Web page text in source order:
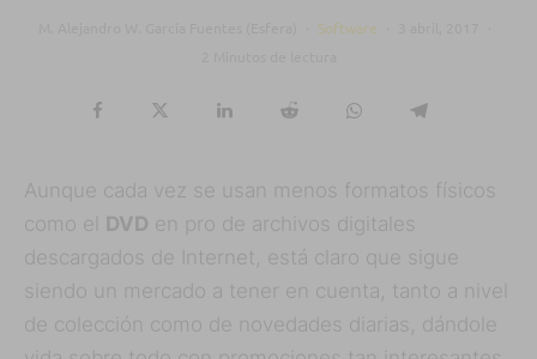
Software
Aunque cada vez se usan menos formatos físicos
como el
DVD en pro de archivos digitales
descargados de Internet, está claro que sigue
siendo un mercado a tener en cuenta, tanto a nivel
de colección como de novedades diarias, dándole